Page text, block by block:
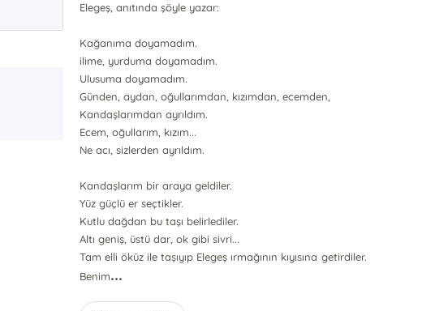
Elegeş, anıtında şöyle yazar:
Kağanıma doyamadım.
ilime, yurduma doyamadım.
Ulusuma doyamadım.
Günden, aydan, oğullarımdan, kızımdan, ecemden,
Kandaşlarımdan ayrıldım.
Ecem, oğullarım, kızım...
Ne acı, sizlerden ayrıldım.
Kandaşlarım bir araya geldiler.
Yüz güçlü er seçtikler.
Kutlu dağdan bu taşı belirlediler.
Altı geniş, üstü dar, ok gibi sivri...
Tam elli öküz ile taşıyıp Elegeş ırmağının kıyısına getirdiler.
Benim...